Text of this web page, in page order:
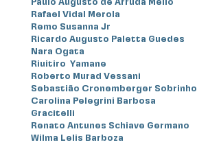
Rafael Vidal Merola
Remo Susanna Jr
Ricardo Augusto Paletta Guedes
Nara Ogata
Riuitiro Yamane
Roberto Murad Vessani
Sebastião Cronemberger Sobrinho
Carolina Pelegrini Barbosa
Gracitelli
Renato Antunes Schiave Germano
Wilma Lelis Barboza